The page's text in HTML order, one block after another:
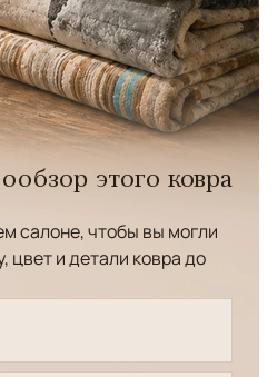
этого ковра
салоне, чтобы вы могли
цвет и детали ковра до